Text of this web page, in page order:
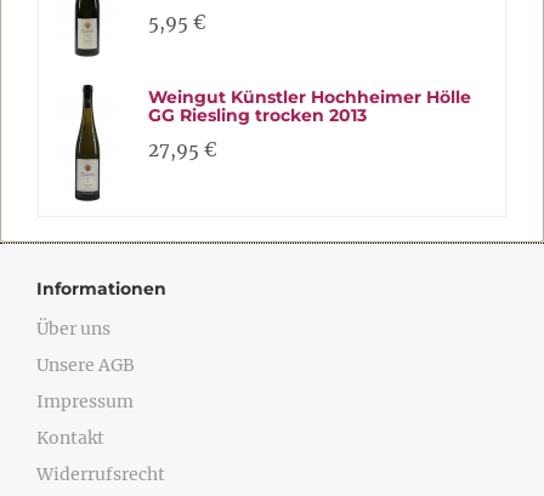
5,95 €
Weingut Künstler Hochheimer Hölle
GG Riesling trocken 2013
27,95 €
Informationen
Über uns
Unsere AGB
Impressum
Kontakt
Widerrufsrecht